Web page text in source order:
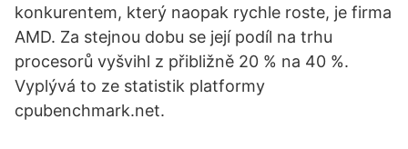
konkurentem, který naopak rychle roste, je firma
AMD. Za stejnou dobu se její podíl na trhu
procesorů vyšvihl z přibližně 20 % na 40 %.
Vyplývá to ze statistik platformy
cpubenchmark.net.